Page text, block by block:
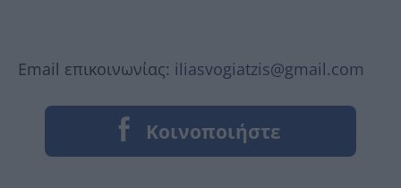
Email επικοινωνίας: iliasvogiatzis@gmail.com